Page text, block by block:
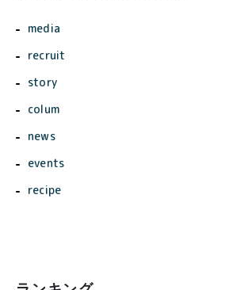
media
recruit
story
colum
news
events
recipe